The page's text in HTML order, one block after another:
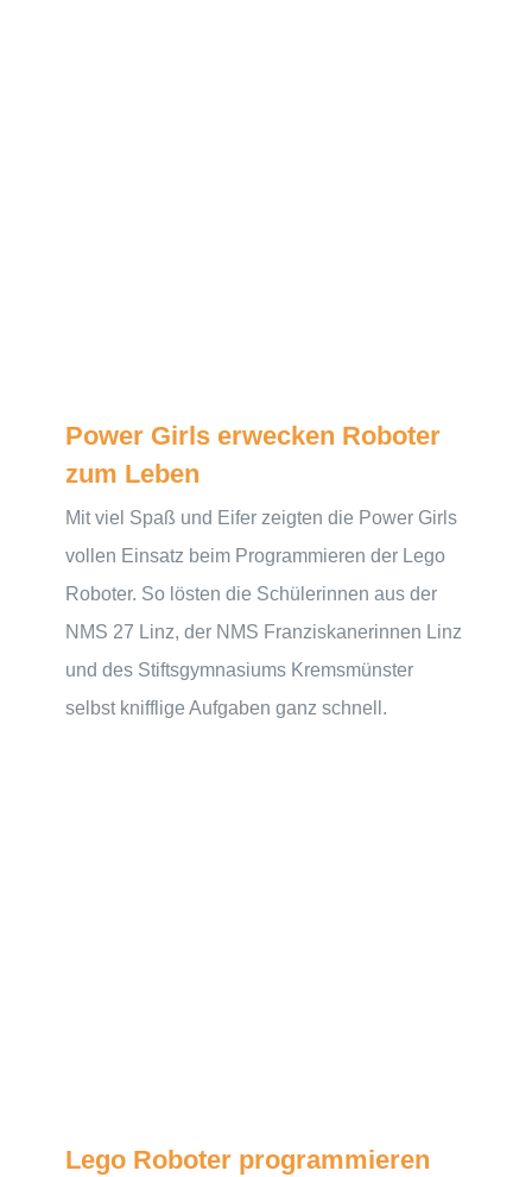
Power Girls erwecken Roboter
zum Leben
Mit viel Spaß und Eifer zeigten die Power Girls
vollen Einsatz beim Programmieren der Lego
Roboter. So lösten die Schülerinnen aus der
NMS 27 Linz, der NMS Franziskanerinnen Linz
und des Stiftsgymnasiums Kremsmünster
selbst knifflige Aufgaben ganz schnell.
Lego Roboter programmieren